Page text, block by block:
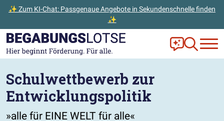
✨ Zum KI-Chat: Passgenaue Angebote in Sekundenschnelle finden
✨
Zum Hauptinhalt der Seite springen
Zur Startseite gehen Frag Ella!
Zur
Schulwettbewerb zur
Entwicklungspolitik
»alle für EINE WELT für alle«